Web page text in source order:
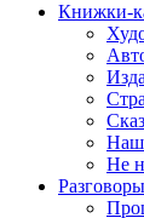
Книжки-
Не
Разговоры